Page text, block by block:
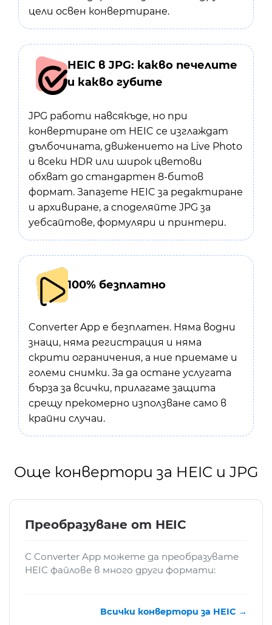
цели освен конвертиране.
HEIC в JPG: какво печелите
и какво губите
JPG работи навсякъде, но при
конвертиране от HEIC се изглаждат
дълбочината, движението на Live Photo
и всеки HDR или широк цветови
обхват до стандартен 8-битов
формат. Запазете HEIC за редактиране
и архивиране, а споделяйте JPG за
уебсайтове, формуляри и принтери.
100% безплатно
Converter App е безплатен. Няма водни
знаци, няма регистрация и няма
скрити ограничения, а ние приемаме и
големи снимки. За да остане услугата
бърза за всички, прилагаме защита
срещу прекомерно използване само в
крайни случаи.
Още конвертори за HEIC и JPG
Преобразуване от HEIC
С Converter App можете да преобразувате
HEIC файлове в много други формати:
Всички конвертори за HEIC →